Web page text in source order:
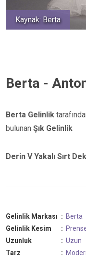
Kaynak: Berta
Berta -
Berta Gelinlik
bulunan Şık Gelinlik
Derin V Yakalı Sırt
Gelinlik Markası : Berta
Gelinlik Kesim
:
Uzunluk
: Uzun
Tarz
: